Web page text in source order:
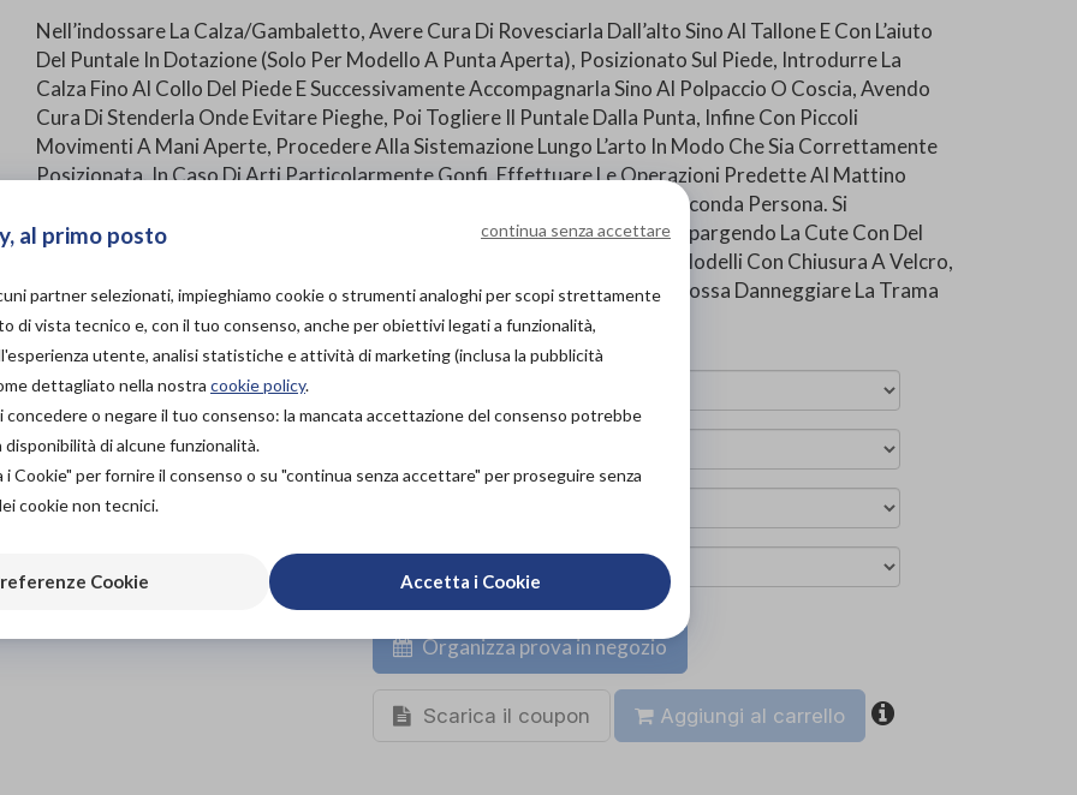
Nell’indossare La Calza/Gambaletto, Avere Cura Di Rovesciarla Dall’alto Sino Al Tallone E Con L’aiuto
Del Puntale In Dotazione (Solo Per Modello A Punta Aperta), Posizionato Sul Piede, Introdurre La
Calza Fino Al Collo Del Piede E Successivamente Accompagnarla Sino Al Polpaccio O Coscia, Avendo
Cura Di Stenderla Onde Evitare Pieghe, Poi Togliere Il Puntale Dalla Punta, Infine Con Piccoli
Movimenti A Mani Aperte, Procedere Alla Sistemazione Lungo L’arto In Modo Che Sia Correttamente
Posizionata. In Caso Di Arti Particolarmente Gonfi, Effettuare Le Operazioni Predette Al Mattino
Appena Svegli E Rimanendo Stesi; Farsi Eventualmente Aiutare Da Una Seconda Persona. Si
Raccomanda Che L’arto Sia Asciutto; Un Ulteriore Aiuto Si Può Avere Cospargendo La Cute Con Del
Talco, Salvo Allergie Specifiche, E/O Utilizzando Guanti In Gomma. Per I Modelli Con Chiusura A Velcro,
Far Combaciare Perfettamente Le Due Parti Onde Evitare Che Il Velcro Possa Danneggiare La Trama
Della Calza, O Gli Indumenti Indossati.
PROVA E ACQUISTA IN
NEGOZIO
DA73,00€
PROVA E NOLEGGIA IN
NEGOZIO
ACQUISTA ONLINE
73,00€
Organizza prova in negozio
Scarica il coupon Aggiungi al carrello
al primo posto continua senza accettare
partner selezionati, impieghiamo cookie o strumenti analoghi per scopi strettamente
di vista tecnico e, con il tuo consenso, anche per obiettivi legati a funzionalità,
utente, analisi statistiche e attività di marketing (inclusa la pubblicità
dettagliato nella nostra cookie policy.
concedere o negare il tuo consenso: la mancata accettazione del consenso potrebbe
di alcune funzionalità.
Cookie" per fornire il consenso o su "continua senza accettare" per proseguire senza
cookie non tecnici.
Cookie Accetta i Cookie